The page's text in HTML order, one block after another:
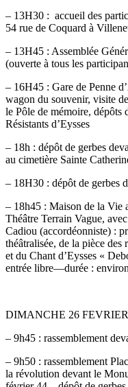
– 13H30 : accueil des
54 rue de Coquard à
– 13H45 : Assemblée
(ouverte à tous les
– 16H45 : Gare de Penne
wagon du souvenir, visite
le Pôle de mémoire, dépôts
Résistants d’Eysses
– 18h : dépôt de gerbes
au cimetière Sainte
– 18H30 : dépôt de gerbes
– 18h45 : Maison de la Vie
Théâtre Terrain Vague,
Cadiou (accordéonniste) :
théâtralisée, de la pièce des
et du Chant d’Eysses «
entrée libre—durée :
DIMANCHE 26 FEVRIER
– 9h45 : rassemblement
– 9h50 : rassemblement
la révolution devant le